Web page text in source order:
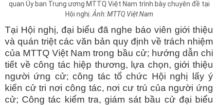
quan Ủy ban Trung ương MTTQ Việt Nam trình bày chuyên đề tại
Hội nghị.Ảnh: MTTQ Việt Nam
Tại Hội nghị, đại biểu đã nghe báo viên giới thiệu
và quán triệt các văn bản quy định về trách nhiệm
của MTTQ Việt Nam trong bầu cử; hướng dẫn chi
tiết về công tác hiệp thương, lựa chọn, giới thiệu
người ứng cử; công tác tổ chức Hội nghị lấy ý
kiến cử tri nơi công tác, nơi cư trú của người ứng
cử; Công tác kiểm tra, giám sát bầu cử đại biểu